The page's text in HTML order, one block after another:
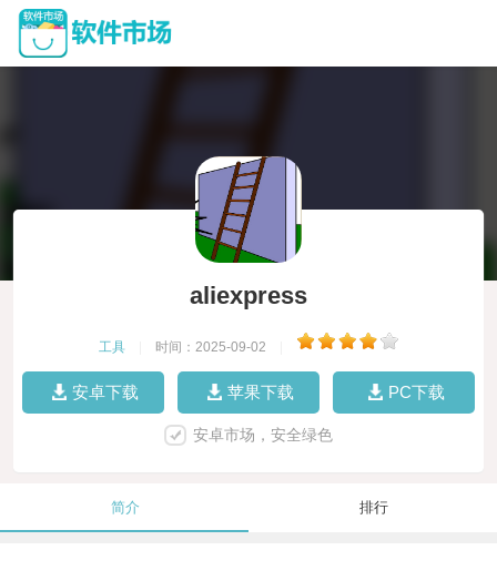
aliexpress
工具 时间：2025-09-02
安卓下载 苹果下载 PC下载
安卓市场，安全绿色
简介 排行